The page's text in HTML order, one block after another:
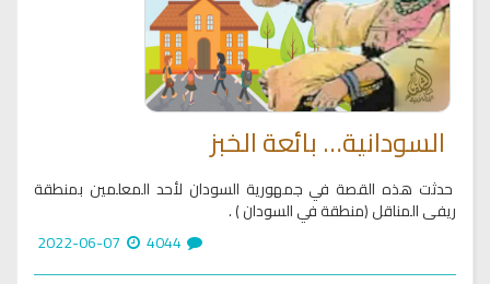
السودانية… بائعة الخبز
حدثت هذه القصة في جمهورية السودان لأحد المعلمين بمنطقة
ريفى المناقل (منطقة في السودان ) .